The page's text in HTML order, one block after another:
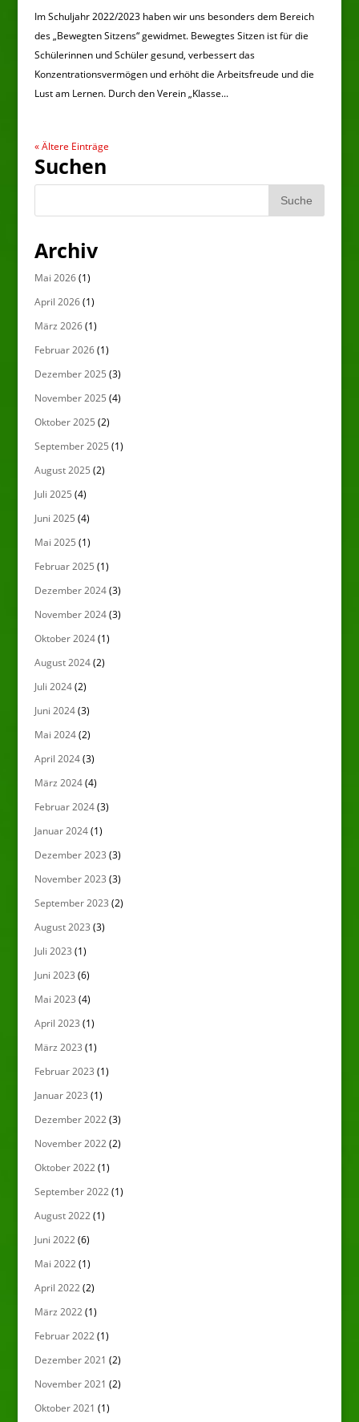
Im Schuljahr 2022/2023 haben wir uns besonders dem Bereich
des „Bewegten Sitzens“ gewidmet. Bewegtes Sitzen ist für die
Schülerinnen und Schüler gesund, verbessert das
Konzentrationsvermögen und erhöht die Arbeitsfreude und die
Lust am Lernen. Durch den Verein „Klasse...
« Ältere Einträge
Suchen
Archiv
Mai 2026(1)
April 2026(1)
März 2026(1)
Februar 2026(1)
Dezember 2025 (3)
November 2025 (4)
Oktober 2025 (2)
September 2025 (1)
August 2025 (2)
Juli 2025 (4)
Juni 2025 (4)
Mai 2025 (1)
Februar 2025 (1)
Dezember 2024(3)
November 2024(3)
Oktober 2024(1)
August 2024(2)
Juli 2024(2)
Juni 2024(3)
Mai 2024(2)
April 2024(3)
März 2024(4)
Februar 2024(3)
Januar 2024(1)
Dezember 2023 (3)
November 2023 (3)
September 2023 (2)
August 2023 (3)
Juli 2023 (1)
Juni 2023 (6)
Mai 2023 (4)
April 2023 (1)
März 2023 (1)
Februar 2023 (1)
Januar 2023 (1)
Dezember 2022(3)
November 2022(2)
Oktober 2022(1)
September 2022(1)
August 2022(1)
Juni 2022(6)
Mai 2022(1)
April 2022(2)
März 2022(1)
Februar 2022(1)
Dezember 2021 (2)
November 2021 (2)
Oktober 2021 (1)